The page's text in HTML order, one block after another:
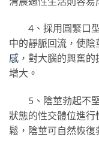
4、採用圓緊口型
中的靜脈回流，使
感 ，對大腦的興奮
增大。
5、陰莖勃起不堅
狀態的性交體位進
鬆，陰莖可自然恢復